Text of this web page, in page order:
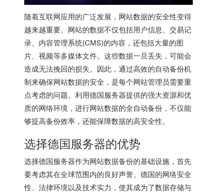
随着互联网应用的广泛发展，网站数据的安全性变得
越来越重要。网站的数据不仅包括用户信息、交易记
录、内容管理系统(CMS)的内容，还包括大量的图
片、视频等多媒体文件。这些数据一旦丢失，可能会
造成无法挽回的损失。因此，通过高效的自动备份机
制来确保网站数据的安全，是每个网站管理员需要重
点考虑的问题。利用德国服务器提供的强大资源和优
质的网络环境，进行网站数据的全自动备份，不仅能
够提高备份效率，还能保障数据的高安全性。
选择德国服务器的优势
选择德国服务器作为网站数据备份的基础设施，首先
要考虑其在全球范围内的良好声誉。德国的网络安全
性、法律环境以及技术实力，使其成为了数据存储与